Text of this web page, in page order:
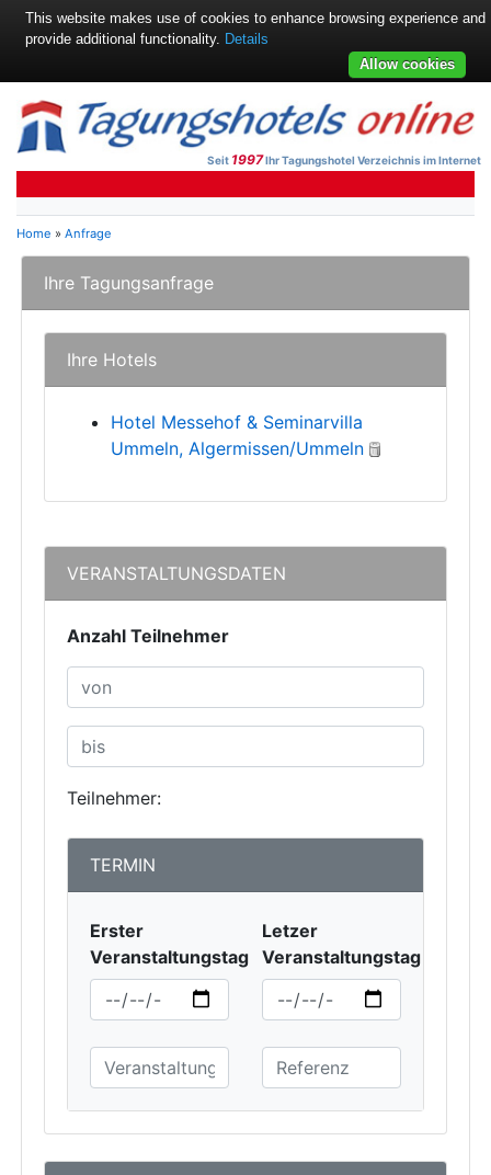
Seit 1997Ihr Tagungshotel Verzeichnis im Internet
Home » Anfrage
Ihre Tagungsanfrage
Ihre Hotels
Hotel Messehof & Seminarvilla
Ummeln, Algermissen/Ummeln
VERANSTALTUNGSDATEN
Anzahl Teilnehmer
Teilnehmer:
TERMIN
Erster
Veranstaltungstag
Letzer
Veranstaltungstag
This website makes use of cookies to enhance browsing experience and
provide additional functionality. Details
Allow cookies